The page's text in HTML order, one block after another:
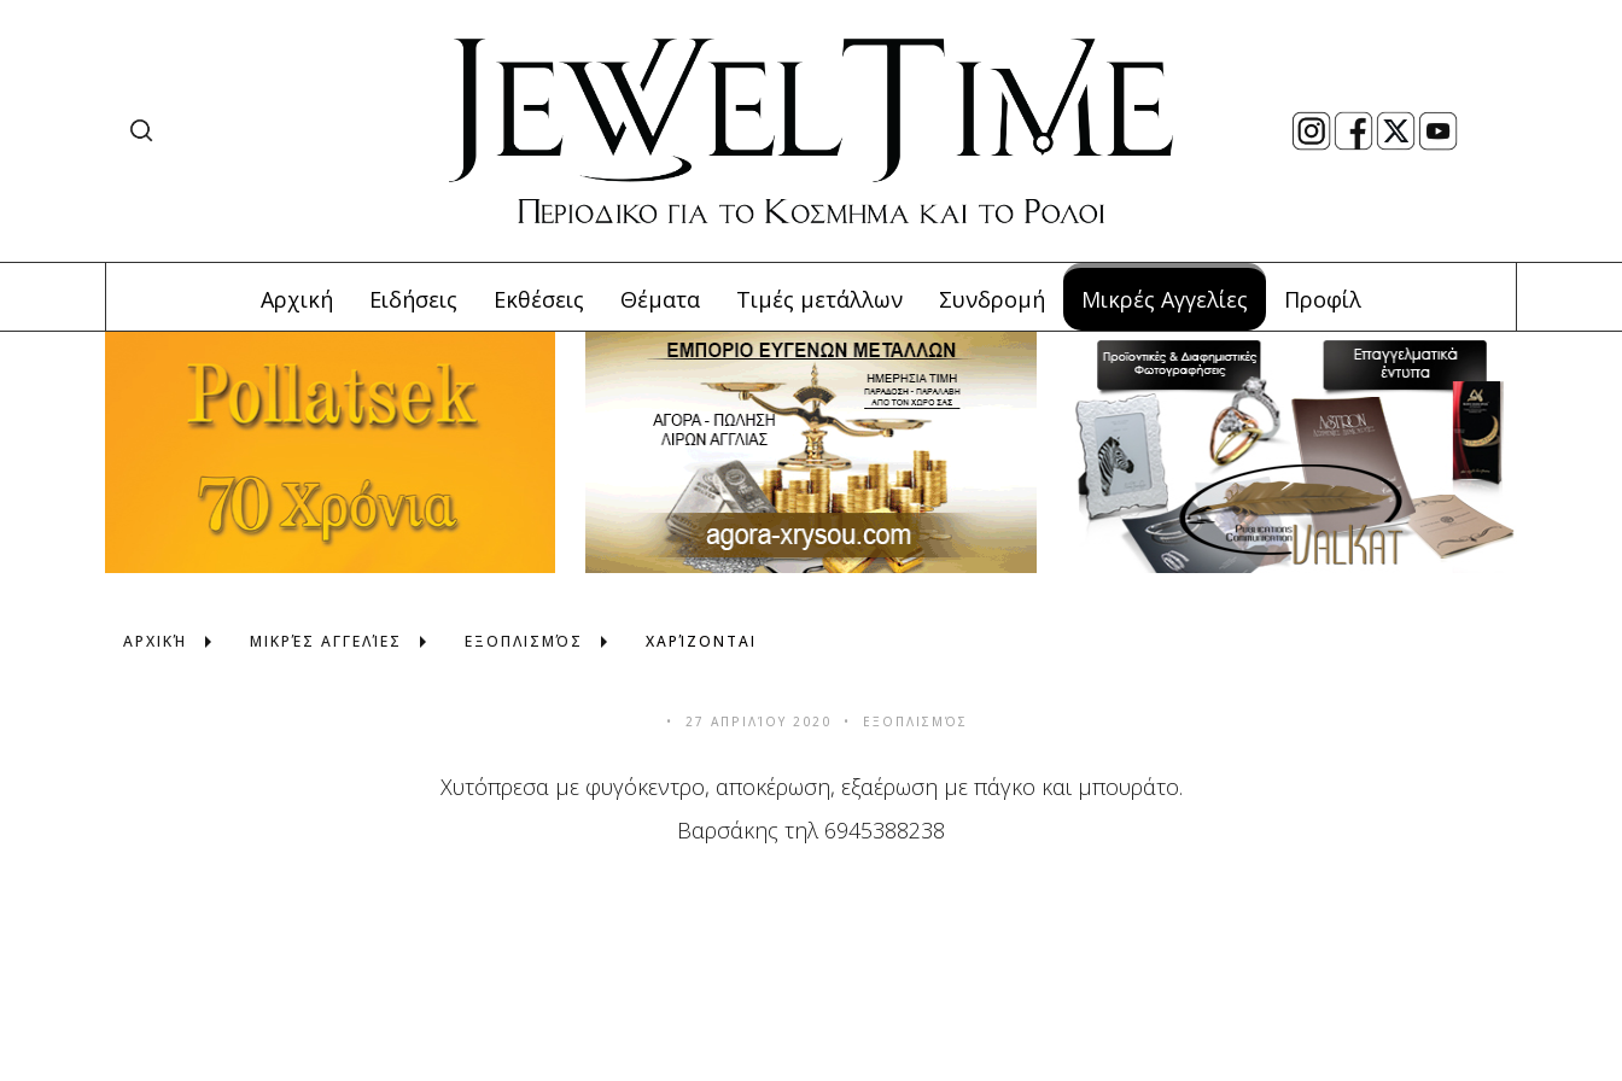
Αρχική Ειδήσεις Εκθέσεις Θέματα Τιμές μετάλλων Συνδρομή Μικρές Αγγελίες Προφίλ
ΑΡΧΙΚΉ ΜΙΚΡΈΣ ΑΓΓΕΛΊΕΣ ΕΞΟΠΛΙΣΜΌΣ ΧΑΡΊΖΟΝΤΑΙ
27 ΑΠΡΙΛΊΟΥ 2020 ΕΞΟΠΛΙΣΜΌΣ
Χυτόπρεσα με φυγόκεντρο, αποκέρωση, εξαέρωση με πάγκο και μπουράτο.
Βαρσάκης τηλ 6945388238